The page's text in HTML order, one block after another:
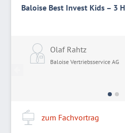
Baloise Best Invest Kids – 3
Olaf Rahtz
Baloise Vertriebsservice AG
zum Fachvortrag